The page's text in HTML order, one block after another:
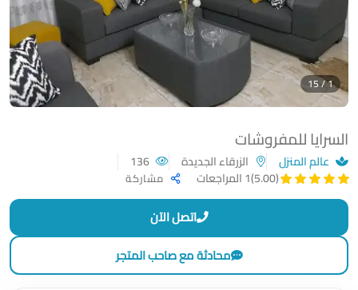
السرايا للمفروشات
عالم المنزل الزرقاء الجديدة
(5.00)
1 المراجعات مشاركة
1 / 15
اتصل الآن
محادثة مع صاحب المتجر